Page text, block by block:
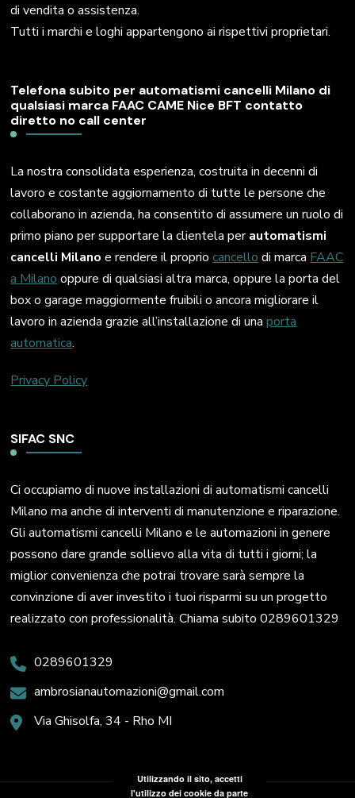
di vendita o assistenza.
Tutti i marchi e loghi appartengono ai rispettivi proprietari.
Telefona subito per automatismi cancelli Milano di
qualsiasi marca FAAC CAME Nice BFT contatto
diretto no call center
La nostra consolidata esperienza, costruita in decenni di
lavoro e costante aggiornamento di tutte le persone che
collaborano in azienda, ha consentito di assumere un ruolo di
primo piano per supportare la clientela perautomatismi
cancelli Milano e rendere il propriocancello di marca FAAC
a Milano oppure di qualsiasi altra marca, oppure la porta del
box o garage maggiormente fruibili o ancora migliorare il
lavoro in azienda grazie all’installazione di unaporta
automatica.
Privacy Policy
SIFAC SNC
Ci occupiamo di nuove installazioni di automatismi cancelli
Milano ma anche di interventi di manutenzione e riparazione.
Gli automatismi cancelli Milano e le automazioni in genere
possono dare grande sollievo alla vita di tutti i giorni; la
miglior convenienza che potrai trovare sarà sempre la
convinzione di aver investito i tuoi risparmi su un progetto
realizzato con professionalità. Chiama subito 0289601329
0289601329
ambrosianautomazioni@gmail.com
Via Ghisolfa, 34 - Rho MI
Utilizzando il sito, accetti
l'utilizzo dei cookie da parte